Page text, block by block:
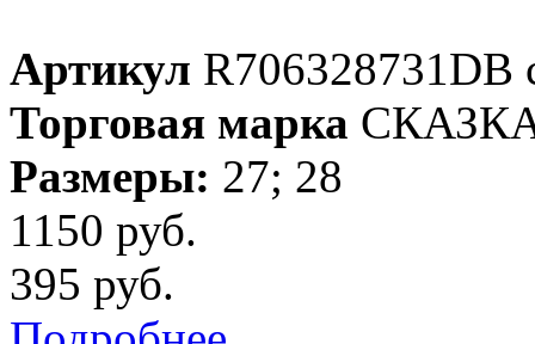
Артикул R706328731DB
Торговая марка
Размеры: 27; 28
1150 руб.
395 руб.